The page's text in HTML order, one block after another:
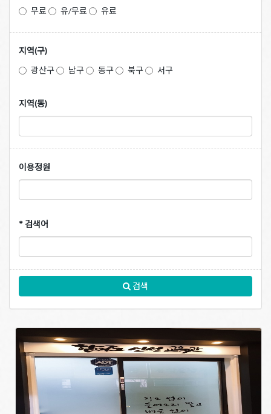
무료 유/무료 유료
지역(구)
광산구
남구 동구 북구 서구
지역(동)
이용정원
* 검색어
검색